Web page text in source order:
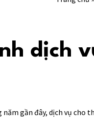
dịch
năm gần đây, dịch vụ cho